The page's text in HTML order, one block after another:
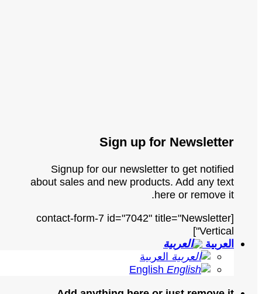
Sign up for Newsletter
Signup for our newsletter to get notified
about sales and new products. Add any text
here or remove it.
[contact-form-7 id="7042" title="Newsletter
Vertical"]
العربية
العربية